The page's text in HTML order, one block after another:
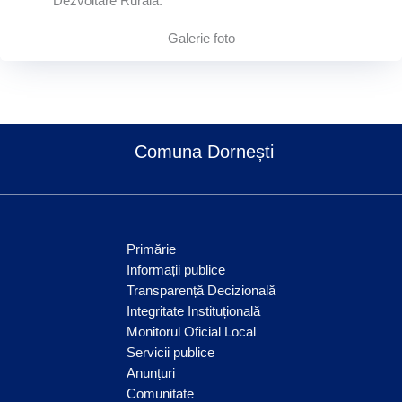
Galerie foto
Comuna Dornești
Primărie
Informații publice
Transparență Decizională
Integritate Instituțională
Monitorul Oficial Local
Servicii publice
Anunțuri
Comunitate